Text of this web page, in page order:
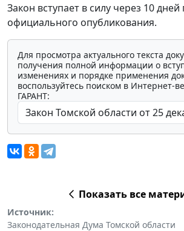
Закон вступает в силу через 10 дней
официального опубликования.
Для просмотра актуального текста
получения полной информации о
изменениях и порядке применения
воспользуйтесь поиском в Интернет-
ГАРАНТ:
Показать все
Источник:
Законодательная Дума Томской области